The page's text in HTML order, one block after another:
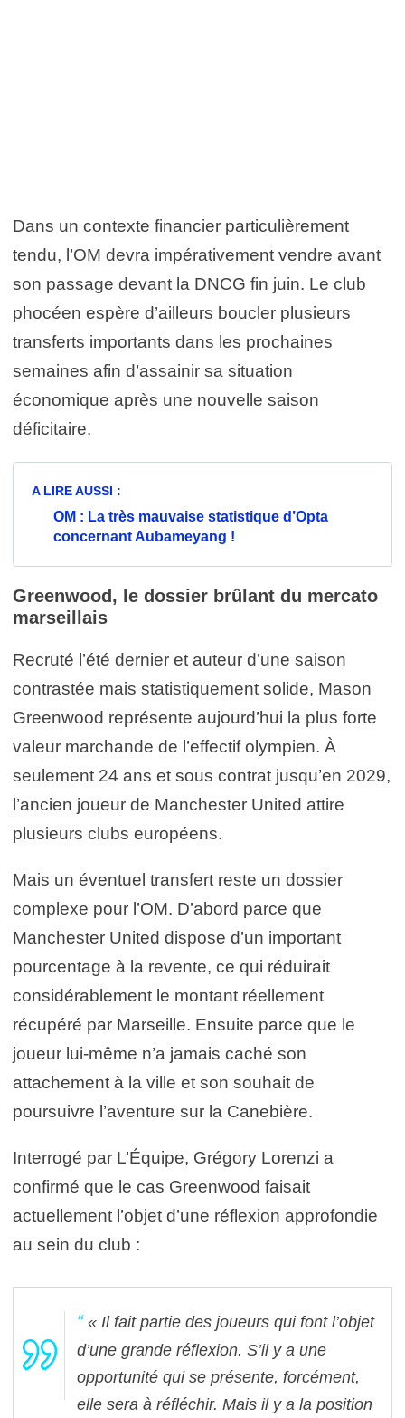
Dans un contexte financier particulièrement
tendu, l’OM devra impérativement vendre avant
son passage devant la DNCG fin juin. Le club
phocéen espère d’ailleurs boucler plusieurs
transferts importants dans les prochaines
semaines afin d’assainir sa situation
économique après une nouvelle saison
déficitaire.
A LIRE AUSSI :
OM : La très mauvaise statistique d’Opta
concernant Aubameyang !
Greenwood, le dossier brûlant du mercato
marseillais
Recruté l’été dernier et auteur d’une saison
contrastée mais statistiquement solide, Mason
Greenwood représente aujourd’hui la plus forte
valeur marchande de l’effectif olympien. À
seulement 24 ans et sous contrat jusqu’en 2029,
l’ancien joueur de Manchester United attire
plusieurs clubs européens.
Mais un éventuel transfert reste un dossier
complexe pour l’OM. D’abord parce que
Manchester United dispose d’un important
pourcentage à la revente, ce qui réduirait
considérablement le montant réellement
récupéré par Marseille. Ensuite parce que le
joueur lui-même n’a jamais caché son
attachement à la ville et son souhait de
poursuivre l’aventure sur la Canebière.
Interrogé par L’Équipe, Grégory Lorenzi a
confirmé que le cas Greenwood faisait
actuellement l’objet d’une réflexion approfondie
au sein du club :
« Il fait partie des joueurs qui font l’objet
d’une grande réflexion. S’il y a une
opportunité qui se présente, forcément,
elle sera à réfléchir. Mais il y a la position